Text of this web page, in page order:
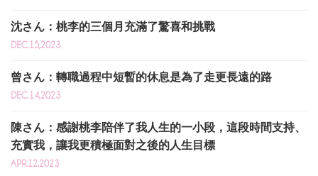
沈さん：桃李的三個月充滿了驚喜和挑戰
DEC.15,2023
曾さん：轉職過程中短暫的休息是為了走更長遠的路
DEC.14,2023
陳さん：感謝桃李陪伴了我人生的一小段，這段時間支持、
充實我，讓我更積極面對之後的人生目標
APR.12,2023